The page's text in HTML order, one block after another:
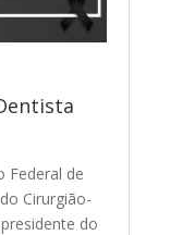
Federal de
Cirurgião-
do